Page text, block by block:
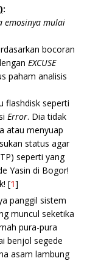
:
emosinya mulai
bocoran
EXCUSE
paham analisis
flashdisk seperti
Error. Dia tidak
atau menyuap
status agar
seperti yang
Yasin di Bogor!
[1]
panggil sistem
muncul seketika
pura-pura
benjol segede
asam lambung